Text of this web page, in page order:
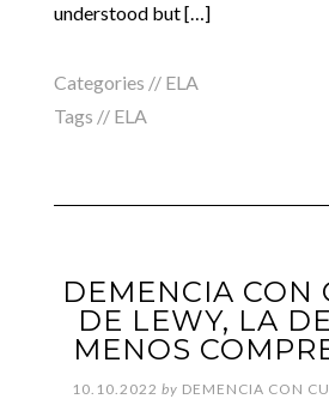
understood but […]
Categories // ELA
Tags // ELA
DEMENCIA CON
DE LEWY, LA
MENOS
10.10.2022 by DEMENCIA CON